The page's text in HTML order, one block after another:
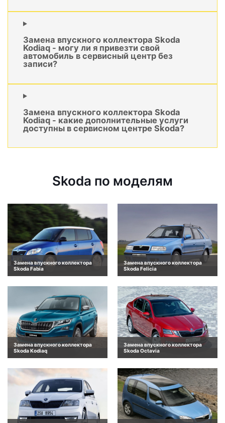
Замена впускного коллектора Skoda
Kodiaq - могу ли я привезти свой
автомобиль в сервисный центр без
записи?
Замена впускного коллектора Skoda
Kodiaq - какие дополнительные услуги
доступны в сервисном центре Skoda?
Skoda по моделям
Замена впускного коллектора
Skoda Fabia
Замена впускного коллектора
Skoda Felicia
Замена впускного коллектора
Skoda Kodiaq
Замена впускного коллектора
Skoda Octavia